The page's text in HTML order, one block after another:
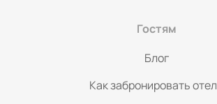
Гостям
Блог
Как забронировать